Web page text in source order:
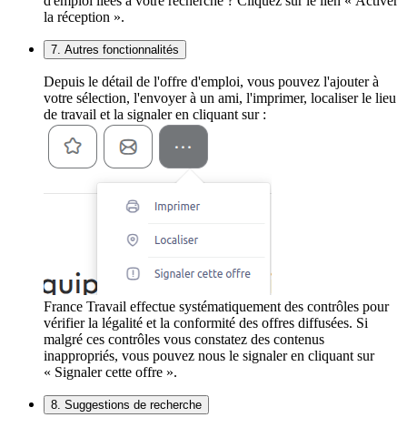
la réception ».
7. Autres fonctionnalités
Depuis le détail de l'offre d'emploi, vous pouvez l'ajouter à
votre sélection, l'envoyer à un ami, l'imprimer, localiser le lieu
de travail et la signaler en cliquant sur :
France Travail effectue systématiquement des contrôles pour
vérifier la légalité et la conformité des offres diffusées. Si
malgré ces contrôles vous constatez des contenus
inappropriés, vous pouvez nous le signaler en cliquant sur
« Signaler cette offre ».
8. Suggestions de recherche